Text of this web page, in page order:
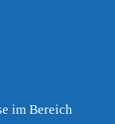
im Bereich